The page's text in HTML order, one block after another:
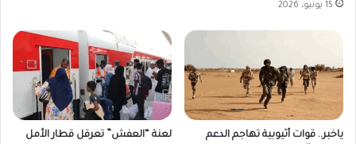
15 يونيو، 2026
ياخبر.. قوات أثيوبية تهاجم الدعم
لعنة “العفش” تعرقل قطار الأمل